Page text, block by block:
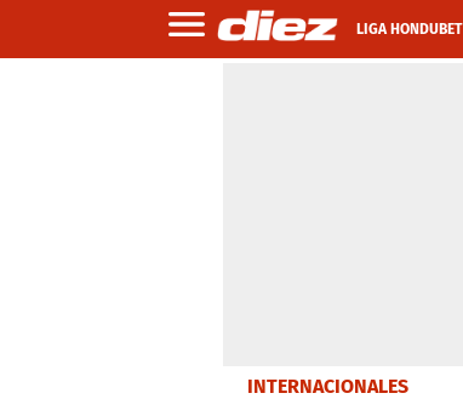
LIGA HONDUBET
INTERNACIONALES